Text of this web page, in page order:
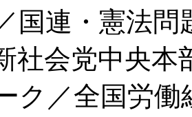
国連・憲法問
社会党中央本
ク／全国労